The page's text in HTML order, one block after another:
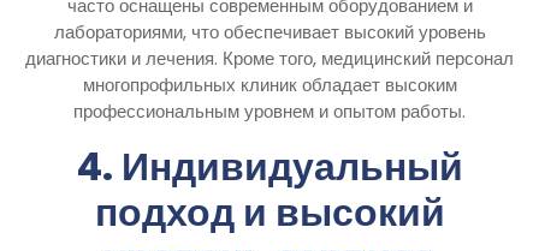
часто оснащены современным оборудованием и
лабораториями, что обеспечивает высокий уровень
диагностики и лечения. Кроме того, медицинский персонал
многопрофильных клиник обладает высоким
профессиональным уровнем и опытом работы.
4. Индивидуальный
подход и высокий